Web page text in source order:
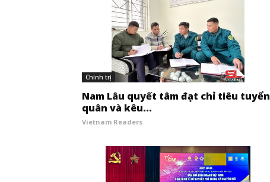
Chính trị
Nam Lâu quyết tâm đạt chỉ tiêu tuyển
quân và kêu...
Vietnam Readers